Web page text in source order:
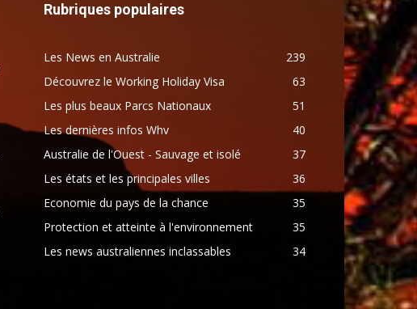
Rubriques populaires
Les News en Australie
239
Découvrez le Working Holiday Visa
63
Les plus beaux Parcs Nationaux
51
Les dernières infos Whv
40
Australie de l'Ouest - Sauvage et isolé
37
Les états et les principales villes
36
Economie du pays de la chance
35
Protection et atteinte à l'environnement
35
Les news australiennes inclassables
34